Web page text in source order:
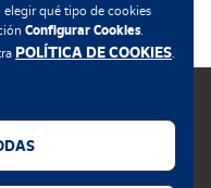
elegir qué tipo de cookies
Configurar Cookies.
POLÍTICA DE COOKIES.